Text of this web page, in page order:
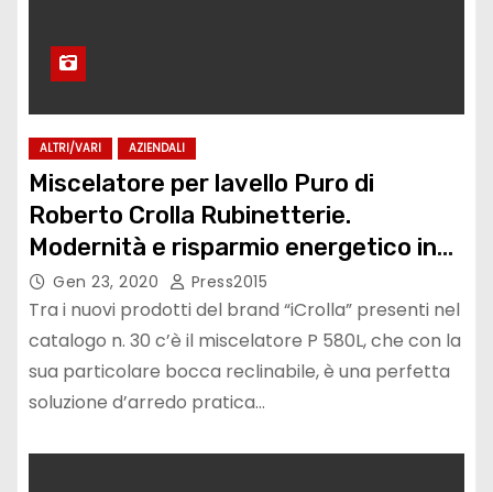
ALTRI/VARI AZIENDALI
Miscelatore per lavello Puro di
Roberto Crolla Rubinetterie.
Modernità e risparmio energetico in
cucina
Gen 23, 2020 Press2015
Tra i nuovi prodotti del brand “iCrolla” presenti nel
catalogo n. 30 c’è il miscelatore P 580L, che con la
sua particolare bocca reclinabile, è una perfetta
soluzione d’arredo pratica…